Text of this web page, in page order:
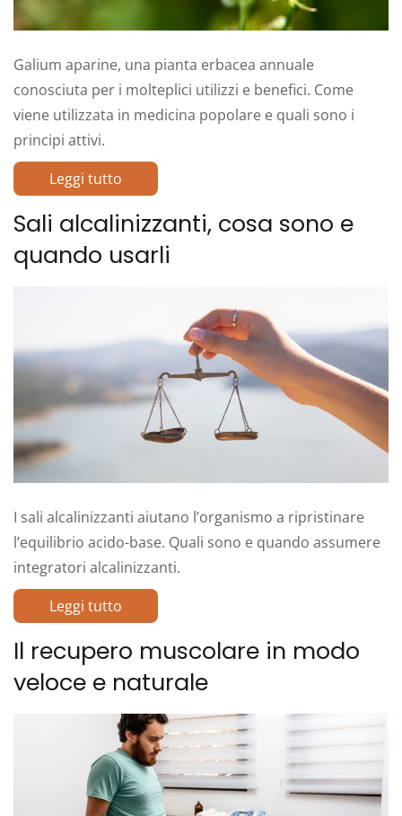
Galium aparine, una pianta erbacea annuale
conosciuta per i molteplici utilizzi e benefici. Come
viene utilizzata in medicina popolare e quali sono i
principi attivi.
Leggi tutto
Sali alcalinizzanti, cosa sono e
quando usarli
I sali alcalinizzanti aiutano l’organismo a ripristinare
l’equilibrio acido-base. Quali sono e quando assumere
integratori alcalinizzanti.
Leggi tutto
Il recupero muscolare in modo
veloce e naturale